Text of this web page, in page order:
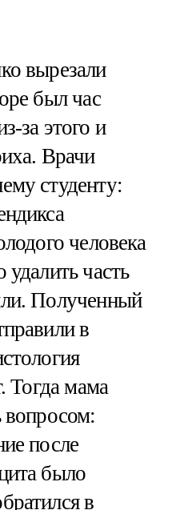
вырезали
был час
за этого и
Врачи
студенту:
человека
часть
Полученный
в
Тогда мама
вопросом:
после
было
в